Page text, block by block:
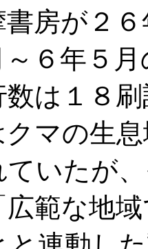
房が２
６年５
は１８
クマの生
ていたが
広範な地